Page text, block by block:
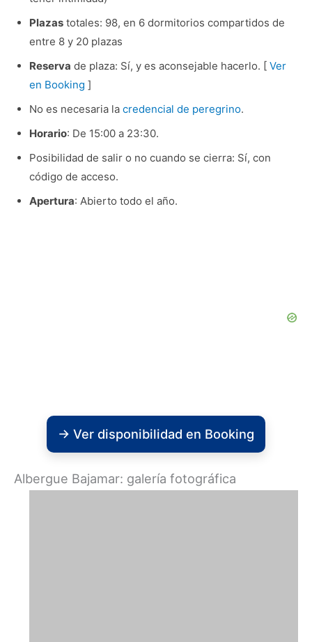
Plazastotales: 98, en 6 dormitorios compartidos de
entre 8 y 20 plazas
Reserva de plaza: Sí, y es aconsejable hacerlo. [ Ver
en Booking ]
No es necesaria la credencial de peregrino.
Horario: De 15:00 a 23:30.
Posibilidad de salir o no cuando se cierra: Sí, con
código de acceso.
Apertura: Abierto todo el año.
→ Ver disponibilidad en Booking
Albergue Bajamar: galería fotográfica